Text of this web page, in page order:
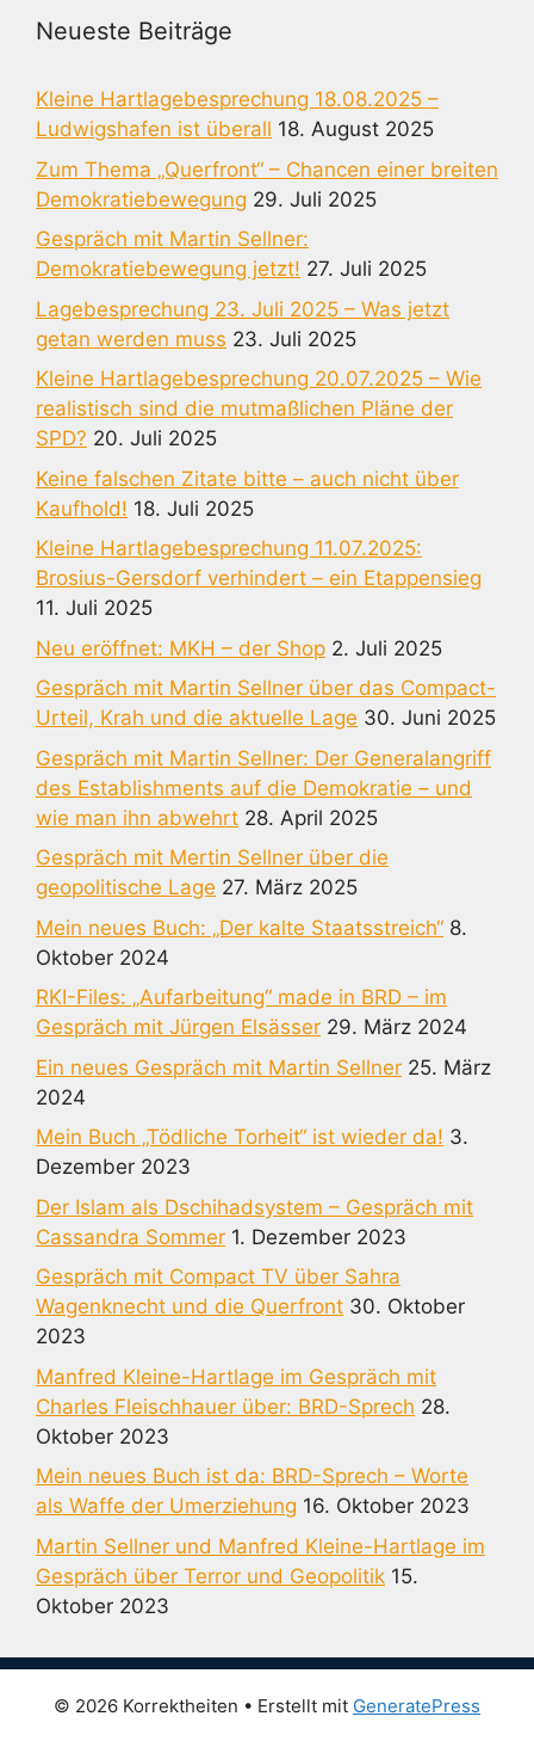
Neueste Beiträge
Kleine Hartlagebesprechung 18.08.2025 –
Ludwigshafen ist überall 18. August 2025
Zum Thema „Querfront“ – Chancen einer breiten
Demokratiebewegung 29. Juli 2025
Gespräch mit Martin Sellner:
Demokratiebewegung jetzt! 27. Juli 2025
Lagebesprechung 23. Juli 2025 – Was jetzt
getan werden muss 23. Juli 2025
Kleine Hartlagebesprechung 20.07.2025 – Wie
realistisch sind die mutmaßlichen Pläne der
SPD? 20. Juli 2025
Keine falschen Zitate bitte – auch nicht über
Kaufhold! 18. Juli 2025
Kleine Hartlagebesprechung 11.07.2025:
Brosius-Gersdorf verhindert – ein Etappensieg
11. Juli 2025
Neu eröffnet: MKH – der Shop 2. Juli 2025
Gespräch mit Martin Sellner über das Compact-
Urteil, Krah und die aktuelle Lage 30. Juni 2025
Gespräch mit Martin Sellner: Der Generalangriff
des Establishments auf die Demokratie – und
wie man ihn abwehrt 28. April 2025
Gespräch mit Mertin Sellner über die
geopolitische Lage 27. März 2025
Mein neues Buch: „Der kalte Staatsstreich“ 8.
Oktober 2024
RKI-Files: „Aufarbeitung“ made in BRD – im
Gespräch mit Jürgen Elsässer 29. März 2024
Ein neues Gespräch mit Martin Sellner 25. März
2024
Mein Buch „Tödliche Torheit“ ist wieder da! 3.
Dezember 2023
Der Islam als Dschihadsystem – Gespräch mit
Cassandra Sommer 1. Dezember 2023
Gespräch mit Compact TV über Sahra
Wagenknecht und die Querfront 30. Oktober
2023
Manfred Kleine-Hartlage im Gespräch mit
Charles Fleischhauer über: BRD-Sprech 28.
Oktober 2023
Mein neues Buch ist da: BRD-Sprech – Worte
als Waffe der Umerziehung 16. Oktober 2023
Martin Sellner und Manfred Kleine-Hartlage im
Gespräch über Terror und Geopolitik 15.
Oktober 2023
© 2026 Korrektheiten • Erstellt mit GeneratePress